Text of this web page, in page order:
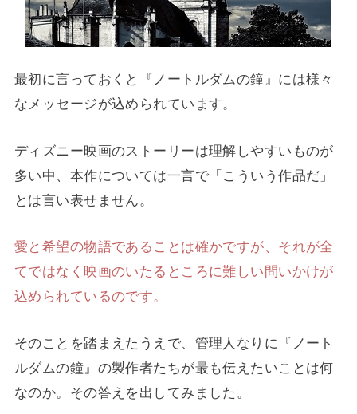
最初に言っておくと『ノートルダムの鐘』には様々
なメッセージが込められています。
ディズニー映画のストーリーは理解しやすいものが
多い中、本作については一言で「こういう作品だ」
とは言い表せません。
愛と希望の物語であることは確かですが、それが全
てではなく映画のいたるところに難しい問いかけが
込められているのです。
そのことを踏まえたうえで、管理人なりに『ノート
ルダムの鐘』の製作者たちが最も伝えたいことは何
なのか。その答えを出してみました。